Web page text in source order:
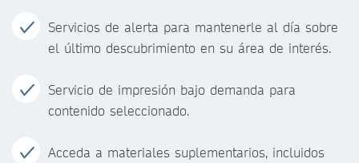
Servicios de alerta para mantenerle al día sobre
el último descubrimiento en su área de interés.
Servicio de impresión bajo demanda para
contenido seleccionado.
Acceda a materiales suplementarios, incluidos